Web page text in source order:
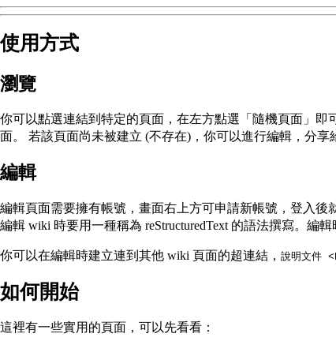
使用方式
瀏覽
你可以點選連結到特定的頁面，在左方點選「隨機頁面」
面。 若該頁面尚未被建立 (不存在)，你可以進行編輯，分享
編輯
編輯頁面需要擁有帳號，畫面右上方可申請新帳號，登入後
編輯 wiki 時要用一種稱為 reStructuredText 的語法撰寫。編
你可以在編輯時建立連到其他 wiki 頁面的超連結， 說明文件
如何開始
這裡有一些實用的頁面，可以先看看：